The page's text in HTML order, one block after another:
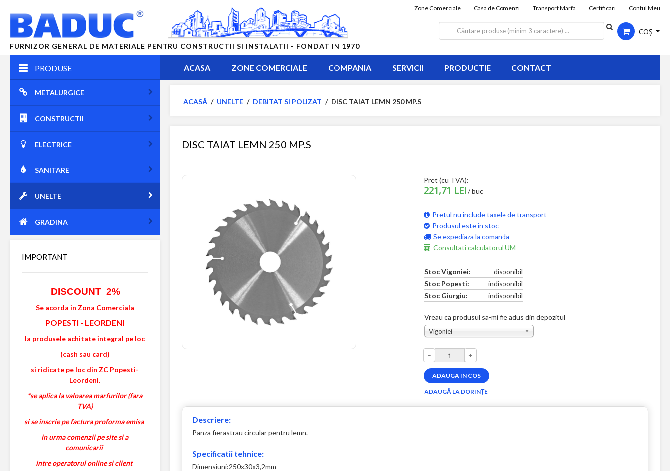
FURNIZOR GENERAL DE MATERIALE PENTRU CONSTRUCTII SI INSTALATII - FONDAT IN 1970
Zone Comerciale Casa de Comenzi Transport Marfa Certificari Contul Meu
COȘ
PRODUSE
METALURGICE
CONSTRUCTII
ELECTRICE
SANITARE
UNELTE
GRADINA
IMPORTANT
DISCOUNT 2%
Se acorda in Zona Comerciala
POPESTI - LEORDENI
la produsele achitate integral pe loc
(cash sau card)
si ridicate pe loc din ZC Popesti-
Leordeni.
*se aplica la valoarea marfurilor (fara
TVA)
si se inscrie pe factura proforma emisa
in urma comenzii pe site si a
comunicarii
intre operatorul online si client
ACASA ZONE COMERCIALE COMPANIA SERVICII PRODUCTIE CONTACT
ACASĂ / UNELTE / DEBITAT SI POLIZAT / DISC TAIAT LEMN 250 MP.S
DISC TAIAT LEMN 250 MP.S
Pret (cu TVA):
221,71 LEI / buc
Pretul nu include taxele de transport
Produsul este in stoc
Se expediaza la comanda
Consultati calculatorul UM
Stoc Vigoniei:
disponibil
Stoc Popesti:
indisponibil
Stoc Giurgiu:
indisponibil
Vreau ca produsul sa-mi fie adus din depozitul
Vigoniei
– +
Descriere:
Panza fierastrau circular pentru lemn.
Specificatii tehnice:
Dimensiuni:250x30x3,2mm